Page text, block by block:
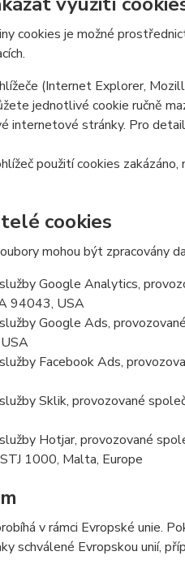
cookies je možné
(Internet Explorer,
jednotlivé cookie ručně
internetové stránky. Pro
použití cookies
cookies
mohou být zpracovány
Google Analytics,
94043, USA
Google Ads,
Facebook Ads,
Sklik, provozované
Hotjar, provozované
1000, Malta, Europe
v rámci Evropské unie.
schválené Evropskou unií,